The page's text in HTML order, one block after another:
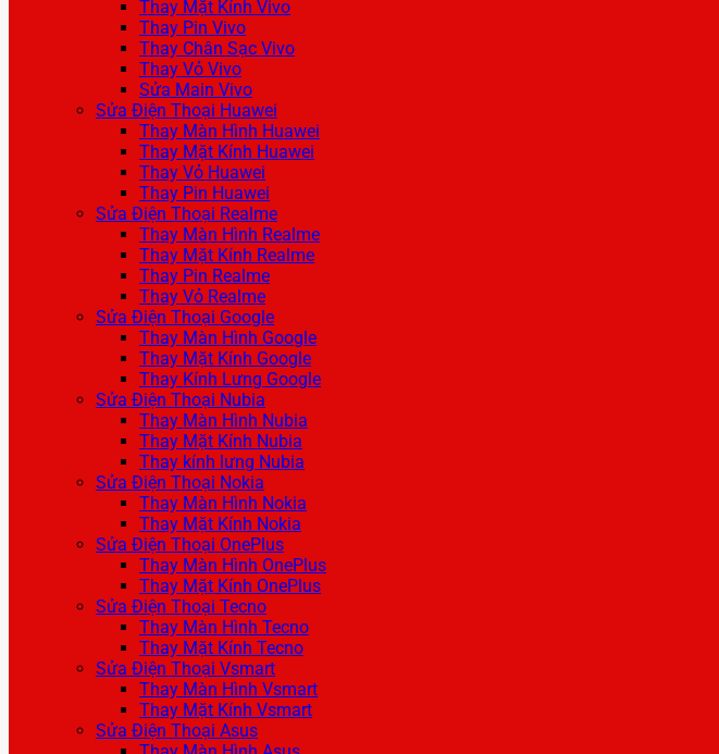
Thay Mặt Kính Vivo
Thay Pin Vivo
Thay Chân Sạc Vivo
Thay Vỏ Vivo
Sửa Main Vivo
Sửa Điện Thoại Huawei
Thay Màn Hình Huawei
Thay Mặt Kính Huawei
Thay Vỏ Huawei
Thay Pin Huawei
Sửa Điện Thoại Realme
Thay Màn Hình Realme
Thay Mặt Kính Realme
Thay Pin Realme
Thay Vỏ Realme
Sửa Điện Thoại Google
Thay Màn Hình Google
Thay Mặt Kính Google
Thay Kính Lưng Google
Sửa Điện Thoại Nubia
Thay Màn Hình Nubia
Thay Mặt Kính Nubia
Thay kính lưng Nubia
Sửa Điện Thoại Nokia
Thay Màn Hình Nokia
Thay Mặt Kính Nokia
Sửa Điện Thoại OnePlus
Thay Màn Hình OnePlus
Thay Mặt Kính OnePlus
Sửa Điện Thoại Tecno
Thay Màn Hình Tecno
Thay Mặt Kính Tecno
Sửa Điện Thoại Vsmart
Thay Màn Hình Vsmart
Thay Mặt Kính Vsmart
Sửa Điện Thoại Asus